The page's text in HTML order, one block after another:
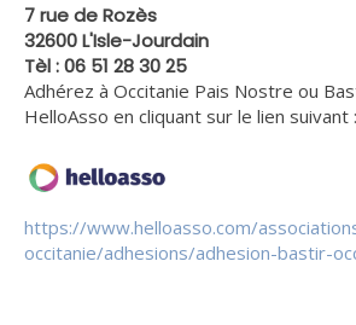
7 rue de Rozès
32600 L'Isle-Jourdain
Tèl : 06 51 28 30 25
Adhérez à Occitanie Pais Nostre ou
HelloAsso en cliquant sur le lien suivant :
https://www.helloasso.com/
occitanie/adhesions/adhesion-bastir-